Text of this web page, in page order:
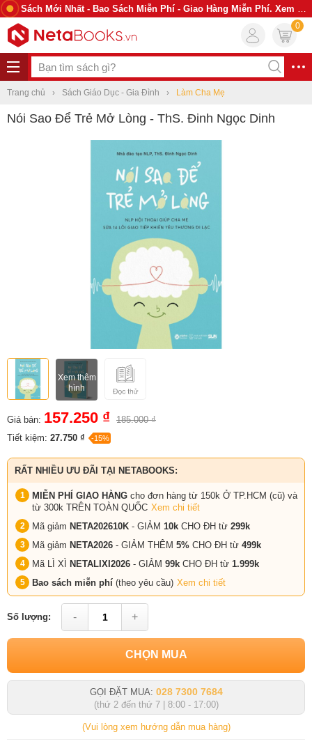
Sách Mới Nhất - Bao Sách Miễn Phí - Giao Hàng Miễn Phí. Xem Ngay
0
Trang chủ Sách Giáo Dục - Gia Đình Làm Cha Mẹ
Nói Sao Để Trẻ Mở Lòng - ThS. Đinh Ngọc Dinh
Xem thêm
hình
Giá bán: 157.250 ₫ 185.000 ₫
Tiết kiệm: 27.750 ₫ -15%
RẤT NHIỀU ƯU ĐÃI TẠI NETABOOKS:
MIỄN PHÍ GIAO HÀNG cho đơn hàng từ 150k Ở TP.HCM (cũ) và
từ 300k TRÊN TOÀN QUỐC Xem chi tiết
Mã giảm NETA202610K - GIẢM 10k CHO ĐH từ 299k
Mã giảm NETA2026 - GIẢM THÊM 5% CHO ĐH từ 499k
Mã LÌ XÌ NETALIXI2026 - GIẢM 99k CHO ĐH từ 1.999k
Bao sách miễn phí (theo yêu cầu) Xem chi tiết
Số lượng: - +
CHỌN MUA
GỌI ĐẶT MUA: 028 7300 7684
(thứ 2 đến thứ 7 | 8:00 - 17:00)
(Vui lòng xem hướng dẫn mua hàng)